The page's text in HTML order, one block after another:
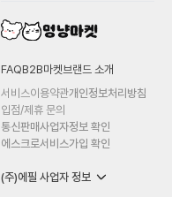
FAQB2B마켓 브랜드 소개
서비스이용약관개인정보처리방침
입점/제휴 문의
통신판매사업자정보 확인
에스크로서비스가입 확인
(주)에필 사업자 정보